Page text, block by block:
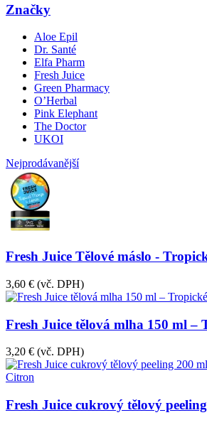
Značky
Aloe Epil
Dr. Santé
Elfa Pharm
Fresh Juice
Green Pharmacy
O’Herbal
Pink Elephant
The Doctor
UKOI
Nejprodávanější
Fresh Juice Tělové máslo -
3,60 € (vč. DPH)
Fresh Juice tělová mlha 150 ml –
3,20 € (vč. DPH)
Fresh Juice cukrový tělový